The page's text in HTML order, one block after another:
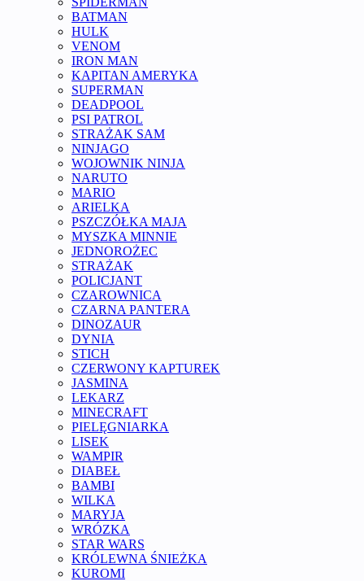
BATMAN
HULK
VENOM
IRON MAN
KAPITAN AMERYKA
SUPERMAN
DEADPOOL
PSI PATROL
STRAŻAK SAM
NINJAGO
WOJOWNIK NINJA
NARUTO
MARIO
ARIELKA
PSZCZÓŁKA MAJA
MYSZKA MINNIE
JEDNOROŻEC
STRAŻAK
POLICJANT
CZAROWNICA
CZARNA PANTERA
DINOZAUR
DYNIA
STICH
CZERWONY KAPTUREK
JASMINA
LEKARZ
MINECRAFT
PIELĘGNIARKA
LISEK
WAMPIR
DIABEŁ
BAMBI
WILKA
MARYJA
WRÓZKA
STAR WARS
KRÓLEWNA ŚNIEŻKA
KUROMI